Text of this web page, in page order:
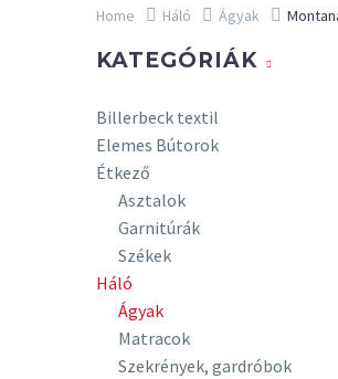
Home Háló Ágyak
KATEGÓRIÁK
Billerbeck textil
Elemes Bútorok
Étkező
Asztalok
Garnitúrák
Székek
Háló
Ágyak
Matracok
Szekrények, gardróbok